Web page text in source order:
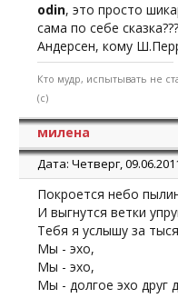
odin, это просто
сама по себе
Андерсен, кому
Кто мудр, испытывать не
(с)
милена
Дата: Четверг,
Покроется небо
И выгнутся ветки
Тебя я услышу за
Мы - эхо,
Мы - эхо,
Мы - долгое эхо друг